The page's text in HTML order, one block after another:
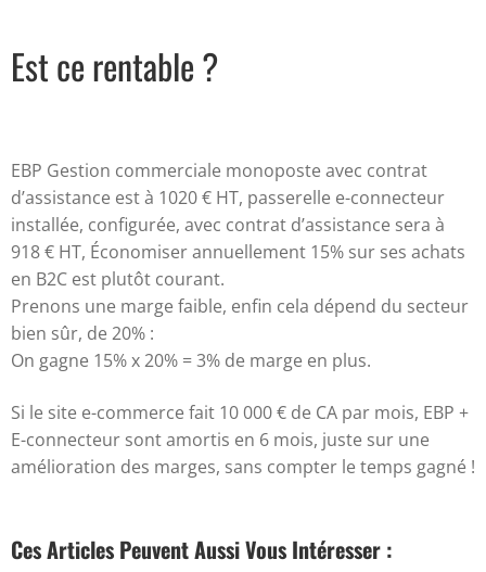
Est ce rentable ?
EBP Gestion commerciale monoposte avec contrat
d’assistance est à 1020 € HT, passerelle e-connecteur
installée, configurée, avec contrat d’assistance sera à
918 € HT, Économiser annuellement 15% sur ses achats
en B2C est plutôt courant.
Prenons une marge faible, enfin cela dépend du secteur
bien sûr, de 20% :
On gagne 15% x 20% = 3% de marge en plus.
Si le site e-commerce fait 10 000 € de CA par mois, EBP +
E-connecteur sont amortis en 6 mois, juste sur une
amélioration des marges, sans compter le temps gagné !
Ces Articles Peuvent Aussi Vous Intéresser :